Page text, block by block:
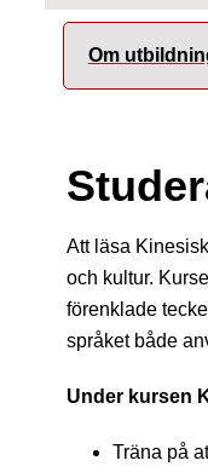
Om
Att läsa
och kultur.
förenklade
språket både
Under kursen
Träna på